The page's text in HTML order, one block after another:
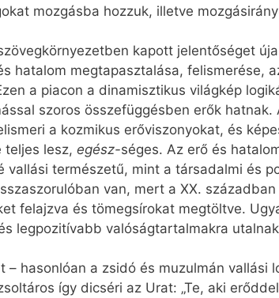
mozgásba hozzuk, illetve
kapott jelentőséget
hatalom megtapasztalása, felismerése,
a piacon a dinamisztikus világkép
szoros összefüggésben erők
a kozmikus erőviszonyokat, és
teljes lesz, egész-séges. Az erő és
vallási természetű, mint a társadalmi és
van, mert a XX.
felajzva és tömegsírokat megtöltve.
legpozitívabb valóságtartalmakra
hasonlóan a zsidó és muzulmán vallási
így dicséri az Urat: „Te, aki